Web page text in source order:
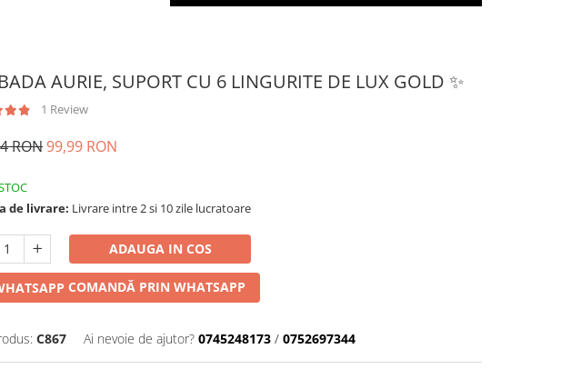
AURIE, SUPORT CU 6 LINGURITE DE LUX GOLD ✨
1 Review
RON99,99 RON
de livrare: Livrare intre 2 si 10 zile lucratoare
ADAUGA IN COS
COMANDĂ PRIN WHATSAPP
C867 Ai nevoie de ajutor? 0745248173 / 0752697344